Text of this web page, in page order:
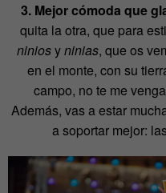
3. Mejor cómoda que
quita la otra, que para
niniosyninias, que os
en el monte, con su
campo, no te me
Además, vas a estar
a soportar mejor: